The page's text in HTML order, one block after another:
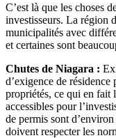
C’est là que les choses
investisseurs. La région
municipalités avec
et certaines sont
Chutes de Niagara :
d’exigence de
propriétés, ce qui en fait
accessibles pour
de permis sont
doivent respecter les